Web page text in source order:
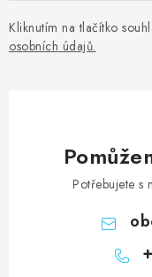
Kliknutím na tlačítko
osobních údajů.
Potřebujete s